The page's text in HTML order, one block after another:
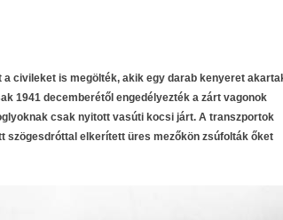
civileket is megölték, akik egy darab kenyeret
1941 decemberétől engedélyezték a zárt vagonok
csak nyitott vasúti kocsi járt. A transzportok
szögesdróttal elkerített üres mezőkön zsúfolták őket